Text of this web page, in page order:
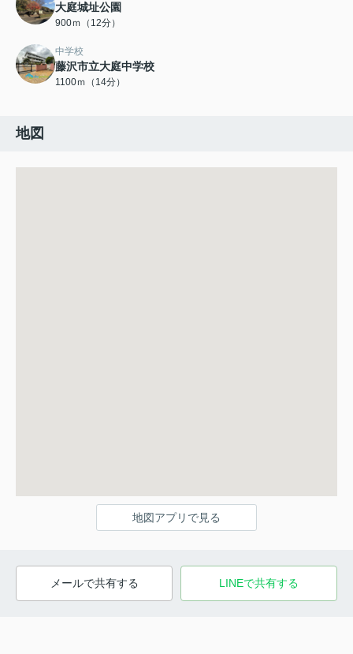
大庭城址公園
900ｍ（12分）
中学校
藤沢市立大庭中学校
1100ｍ（14分）
地図
地図アプリで見る
メールで共有する LINEで共有する